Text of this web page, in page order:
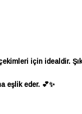
için idealdir.
eşlik eder. 💕✨